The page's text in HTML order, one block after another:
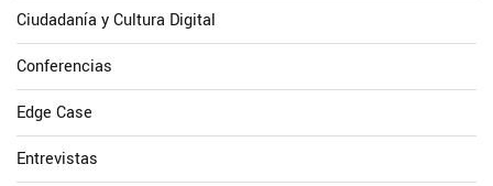
Ciudadanía y Cultura Digital
Conferencias
Edge Case
Entrevistas